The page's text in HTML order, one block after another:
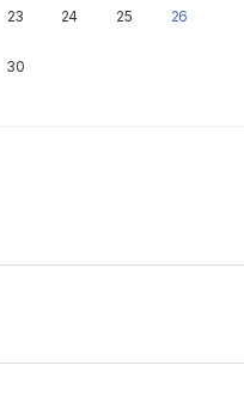
23 24 25 26
30